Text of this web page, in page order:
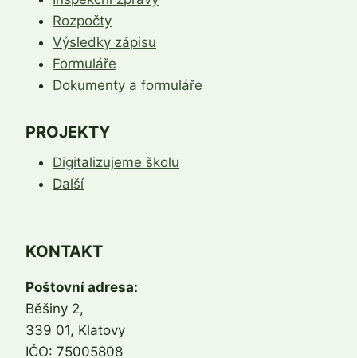
Rozpočty
Výsledky zápisu
Formuláře
Dokumenty a formuláře
PROJEKTY
Digitalizujeme školu
Další
KONTAKT
Poštovní adresa:
Běšiny 2,
339 01, Klatovy
IČO: 75005808